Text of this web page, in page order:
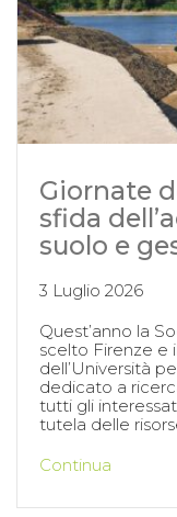
Giornate
sfida
suolo e
3 Luglio 2026
Quest’anno la
scelto Firenze e
dell’Università
dedicato a
tutti gli
tutela delle
Continua